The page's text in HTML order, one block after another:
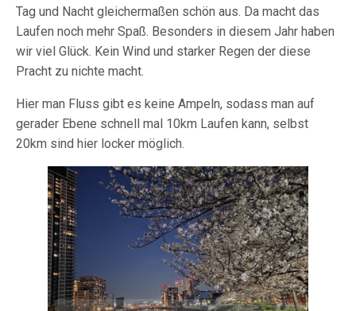
Tag und Nacht gleichermaßen schön aus. Da macht das
Laufen noch mehr Spaß. Besonders in diesem Jahr haben
wir viel Glück. Kein Wind und starker Regen der diese
Pracht zu nichte macht.
Hier man Fluss gibt es keine Ampeln, sodass man auf
gerader Ebene schnell mal 10km Laufen kann, selbst
20km sind hier locker möglich.